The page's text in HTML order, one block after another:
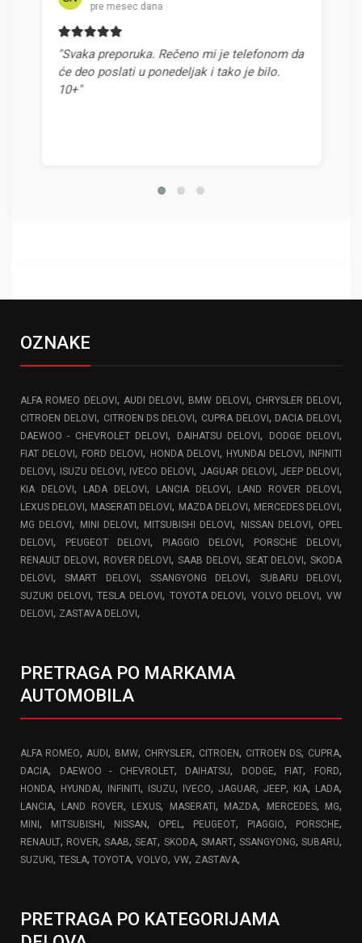
pre mesec dana
"Svaka preporuka. Rečeno mi je telefonom da
će deo poslati u ponedeljak i tako je bilo.
OZNAKE
ALFA ROMEO DELOVI , AUDI DELOVI , BMW DELOVI , CHRYSLER DELOVI ,
CITROEN DELOVI , CITROEN DS DELOVI , CUPRA DELOVI , DACIA DELOVI ,
DAEWOO - CHEVROLET DELOVI, DAIHATSU DELOVI, DODGE DELOVI,
FIAT DELOVI, FORD DELOVI, HONDA DELOVI , HYUNDAI DELOVI ,
INFINITI
DELOVI , ISUZU DELOVI , IVECO DELOVI , JAGUAR DELOVI ,JEEP DELOVI ,
KIA DELOVI , LADA DELOVI , LANCIA DELOVI , LAND ROVER DELOVI ,
LEXUS DELOVI, MASERATI DELOVI, MAZDA DELOVI , MERCEDES DELOVI,
MG DELOVI, MINI DELOVI , MITSUBISHI DELOVI, NISSAN DELOVI , OPEL
DELOVI , PEUGEOT DELOVI , PIAGGIO DELOVI , PORSCHE DELOVI ,
RENAULT DELOVI , ROVER DELOVI, SAAB DELOVI , SEAT DELOVI, SKODA
DELOVI ,SMART DELOVI ,SSANGYONG DELOVI, SUBARU DELOVI,
SUZUKI DELOVI ,TESLA DELOVI , TOYOTA DELOVI, VOLVO DELOVI, VW
DELOVI , ZASTAVA DELOVI ,
PRETRAGA PO MARKAMA
AUTOMOBILA
ALFA ROMEO, AUDI , BMW, CHRYSLER, CITROEN, CITROEN DS, CUPRA,
DACIA, DAEWOO - CHEVROLET, DAIHATSU, DODGE, FIAT, FORD,
HONDA, HYUNDAI , INFINITI , ISUZU, IVECO, JAGUAR, JEEP, KIA, LADA,
LANCIA, LAND ROVER, LEXUS, MASERATI , MAZDA, MERCEDES, MG,
MINI , MITSUBISHI , NISSAN, OPEL, PEUGEOT, PIAGGIO, PORSCHE,
RENAULT, ROVER,SAAB,SEAT, SKODA, SMART, SSANGYONG,SUBARU,
SUZUKI , TESLA, TOYOTA, VOLVO, VW, ZASTAVA,
PRETRAGA PO KATEGORIJAMA